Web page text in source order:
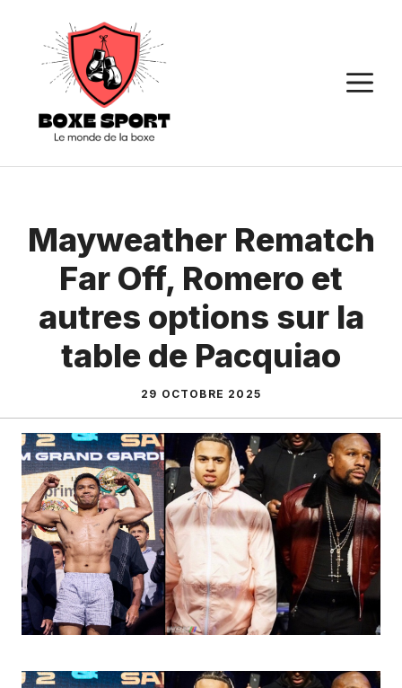
contenu
Mayweather Rematch
Far Off, Romero et
autres options sur la
table de Pacquiao
29 OCTOBRE 2025